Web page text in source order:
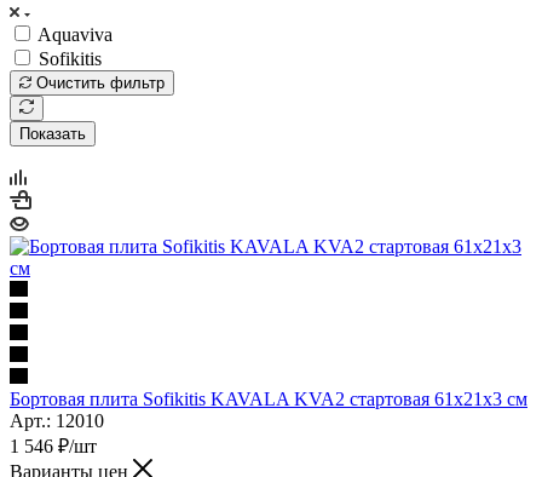
Aquaviva
Sofikitis
Очистить фильтр
Показать
Бортовая плита Sofikitis KAVALA KVA2 стартовая 61x21x3 см
Арт.: 12010
1 546 ₽/шт
Варианты цен